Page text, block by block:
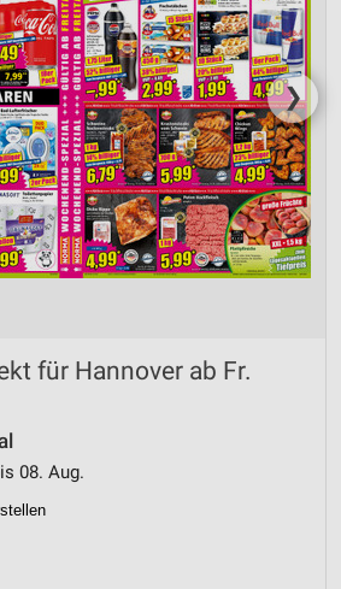
❯
für Hannover ab Fr.
08. Aug.